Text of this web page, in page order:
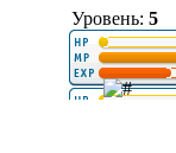
Уровень: 5